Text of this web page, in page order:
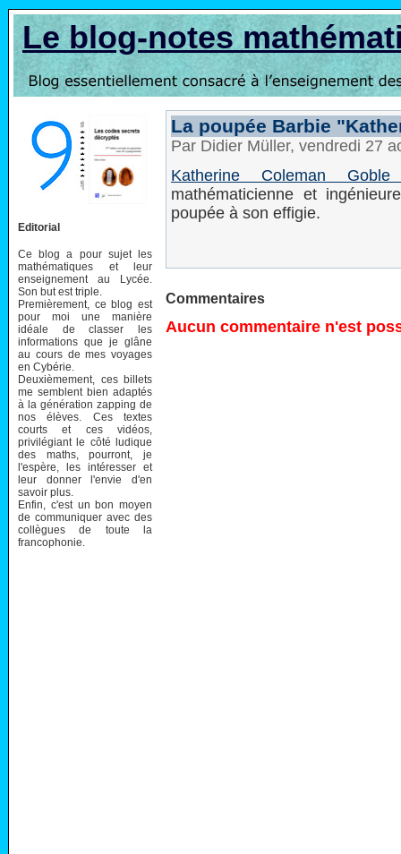
Le blog-notes
Editorial
Ce blog a pour sujet les
mathématiques et leur
enseignement au Lycée.
Son but est triple.
Premièrement, ce blog est
pour moi une manière
idéale de classer les
informations que je glâne
au cours de mes voyages
en Cybérie.
Deuxièmement, ces billets
me semblent bien adaptés
à la génération zapping de
nos élèves. Ces textes
courts et ces vidéos,
privilégiant le côté ludique
des maths, pourront, je
l'espère, les intéresser et
leur donner l'envie d'en
savoir plus.
Enfin, c'est un bon moyen
de communiquer avec des
collègues de toute la
francophonie.
La poupée Barbie
Par Didier Müller, vendredi 27
Katherine Coleman Goble
mathématicienne et
poupée à son effigie.
Commentaires
Aucun commentaire n'est